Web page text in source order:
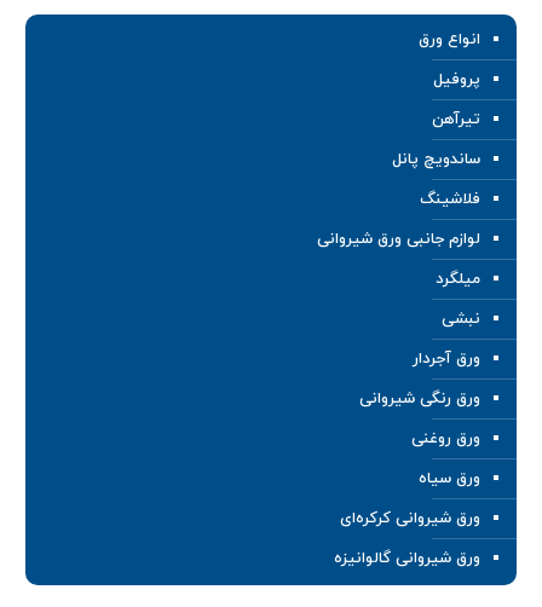
انواع ورق
پروفیل
تیرآهن
ساندویچ پانل
فلاشینگ
لوازم جانبی ورق شیروانی
میلگرد
نبشی
ورق آجردار
ورق رنگی شیروانی
ورق روغنی
ورق سیاه
ورق شیروانی کرکره‌ای
ورق شیروانی گالوانیزه